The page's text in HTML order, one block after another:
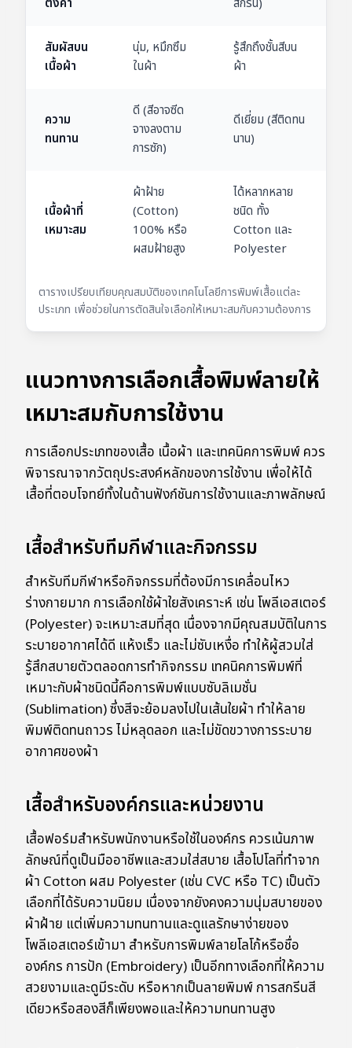
ตารางเปรียบเทียบคุณสมบัติของเทคโนโลยีการพิมพ์เสื้อแต่ละ
ประเภท เพื่อช่วยในการตัดสินใจเลือกให้เหมาะสมกับความต้องการ
ตั้งค่า สกรีน)
สัมผัสบน
เนื้อผ้า
นุ่ม, หมึกซึม
ในผ้า
รู้สึกถึงชั้นสีบน
ผ้า
ความ
ทนทาน
ดี (สีอาจซีด
จางลงตาม
การซัก)
ดีเยี่ยม (สีติดทน
นาน)
เนื้อผ้าที่
เหมาะสม
ผ้าฝ้าย
(Cotton)
100% หรือ
ผสมฝ้ายสูง
ได้หลากหลาย
ชนิด ทั้ง
Cotton และ
Polyester
แนวทางการเลือกเสื้อพิมพ์ลายให้
เหมาะสมกับการใช้งาน
การเลือกประเภทของเสื้อ เนื้อผ้า และเทคนิคการพิมพ์ ควร
พิจารณาจากวัตถุประสงค์หลักของการใช้งาน เพื่อให้ได้
เสื้อที่ตอบโจทย์ทั้งในด้านฟังก์ชันการใช้งานและภาพลักษณ์
เสื้อสำหรับทีมกีฬาและกิจกรรม
สำหรับทีมกีฬาหรือกิจกรรมที่ต้องมีการเคลื่อนไหว
ร่างกายมาก การเลือกใช้ผ้าใยสังเคราะห์ เช่น โพลีเอสเตอร์
(Polyester) จะเหมาะสมที่สุด เนื่องจากมีคุณสมบัติในการ
ระบายอากาศได้ดี แห้งเร็ว และไม่ซับเหงื่อ ทำให้ผู้สวมใส่
รู้สึกสบายตัวตลอดการทำกิจกรรม เทคนิคการพิมพ์ที่
เหมาะกับผ้าชนิดนี้คือการพิมพ์แบบซับลิเมชั่น
(Sublimation) ซึ่งสีจะย้อมลงไปในเส้นใยผ้า ทำให้ลาย
พิมพ์ติดทนถาวร ไม่หลุดลอก และไม่ขัดขวางการระบาย
อากาศของผ้า
เสื้อสำหรับองค์กรและหน่วยงาน
เสื้อฟอร์มสำหรับพนักงานหรือใช้ในองค์กร ควรเน้นภาพ
ลักษณ์ที่ดูเป็นมืออาชีพและสวมใส่สบาย เสื้อโปโลที่ทำจาก
ผ้า Cotton ผสม Polyester (เช่น CVC หรือ TC) เป็นตัว
เลือกที่ได้รับความนิยม เนื่องจากยังคงความนุ่มสบายของ
ผ้าฝ้าย แต่เพิ่มความทนทานและดูแลรักษาง่ายของ
โพลีเอสเตอร์เข้ามา สำหรับการพิมพ์ลายโลโก้หรือชื่อ
องค์กร การปัก (Embroidery) เป็นอีกทางเลือกที่ให้ความ
สวยงามและดูมีระดับ หรือหากเป็นลายพิมพ์ การสกรีนสี
เดียวหรือสองสีก็เพียงพอและให้ความทนทานสูง